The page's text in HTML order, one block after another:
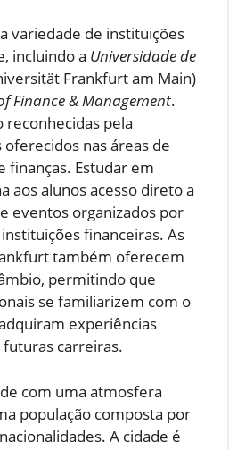
variedade de instituições
incluindo a Universidade de
Frankfurt am Main)
Finance & Management.
reconhecidas pela
nas áreas de
finanças. Estudar em
aos alunos acesso direto a
eventos organizados por
financeiras. As
também oferecem
permitindo que
se familiarizem com o
experiências
carreiras.
com uma atmosfera
população composta por
A cidade é